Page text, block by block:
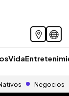
Vida
Negocios